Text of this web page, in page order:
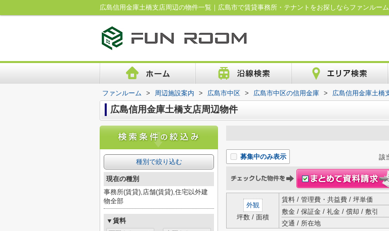
広島信用金庫土橋支店周辺の物件一覧｜広島市で賃貸事務所・テナントをお探しならファンルーム
ファンルーム > 周辺施設案内 > 広島市中区 > 広島市中区の信用金庫 > 広島信用金庫土橋
広島信用金庫土橋支店周辺物件
募集中のみ表示 該
外観
坪数 / 面積
賃料 / 管理費・共益費 / 坪単価
敷金 / 保証金 / 礼金 / 償却 / 敷引
交通 / 所在地
種別で絞り込む
現在の種別
事務所(賃貸),店舗(賃貸),住宅以外建
物全部
▼賃料